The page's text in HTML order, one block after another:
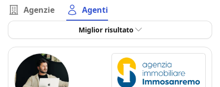
Agenzie Agenti
Miglior risultato